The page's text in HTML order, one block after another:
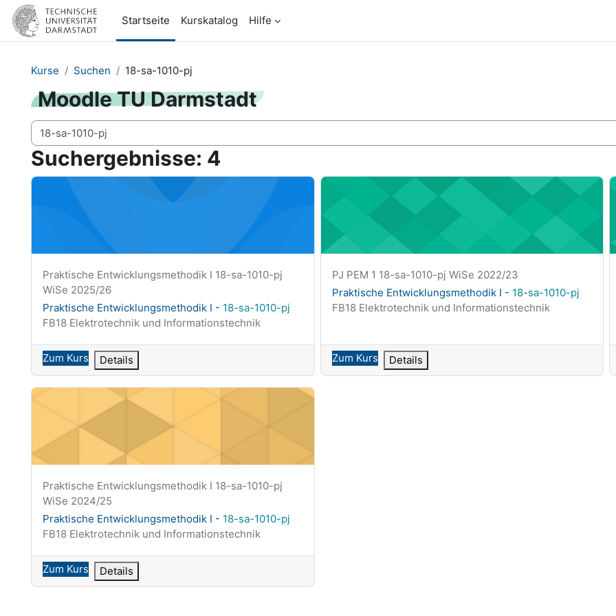
Zum Hauptinhalt
Startseite
Kurskatalog Hilfe
Kurse Suchen 18-sa-1010-pj
Moodle TU Darmstadt
Kurse suchen
Suchergebnisse: 4
Praktische Entwicklungsmethodik I - <span class="highlight">18-sa-1010-pj</span>
Kurzer Kursname
Praktische Entwicklungsmethodik I 18-sa-1010-pj
WiSe 2025/26
Kursname
Praktische Entwicklungsmethodik I - 18-sa-1010-pj
Kursbereich
FB18 Elektrotechnik und Informationstechnik
Zum Kurs Details
Praktische Entwicklungsmethodik I - <span
Kurzer Kursname
PJ PEM 1 18-sa-1010-pj WiSe 2022/23
Kursname
Praktische Entwicklungsmethodik I - 18-sa-1010-pj
Kursbereich
FB18 Elektrotechnik und Informationstechnik
Zum Kurs Details
Praktische Entwicklungsmethodik I - <span class="highlight">18-sa-1010-pj</span>
Kurzer Kursname
Praktische Entwicklungsmethodik I 18-sa-1010-pj
WiSe 2024/25
Kursname
Praktische Entwicklungsmethodik I - 18-sa-1010-pj
Kursbereich
FB18 Elektrotechnik und Informationstechnik
Zum Kurs Details